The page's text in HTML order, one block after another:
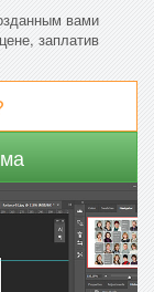
вами
заплатив